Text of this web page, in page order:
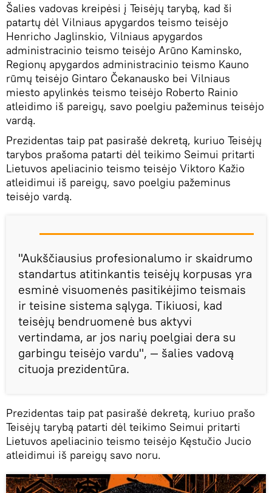
Šalies vadovas kreipėsi į Teisėjų tarybą, kad ši
patartų dėl Vilniaus apygardos teismo teisėjo
Henricho Jaglinskio, Vilniaus apygardos
administracinio teismo teisėjo Arūno Kaminsko,
Regionų apygardos administracinio teismo Kauno
rūmų teisėjo Gintaro Čekanausko bei Vilniaus
miesto apylinkės teismo teisėjo Roberto Rainio
atleidimo iš pareigų, savo poelgiu pažeminus teisėjo
vardą.
Prezidentas taip pat pasirašė dekretą, kuriuo Teisėjų
tarybos prašoma patarti dėl teikimo Seimui pritarti
Lietuvos apeliacinio teismo teisėjo Viktoro Kažio
atleidimui iš pareigų, savo poelgiu pažeminus
teisėjo vardą.
"Aukščiausius profesionalumo ir skaidrumo
standartus atitinkantis teisėjų korpusas yra
esminė visuomenės pasitikėjimo teismais
ir teisine sistema sąlyga. Tikiuosi, kad
teisėjų bendruomenė bus aktyvi
vertindama, ar jos narių poelgiai dera su
garbingu teisėjo vardu", — šalies vadovą
cituoja prezidentūra.
Prezidentas taip pat pasirašė dekretą, kuriuo prašo
Teisėjų tarybą patarti dėl teikimo Seimui pritarti
Lietuvos apeliacinio teismo teisėjo Kęstučio Jucio
atleidimui iš pareigų savo noru.